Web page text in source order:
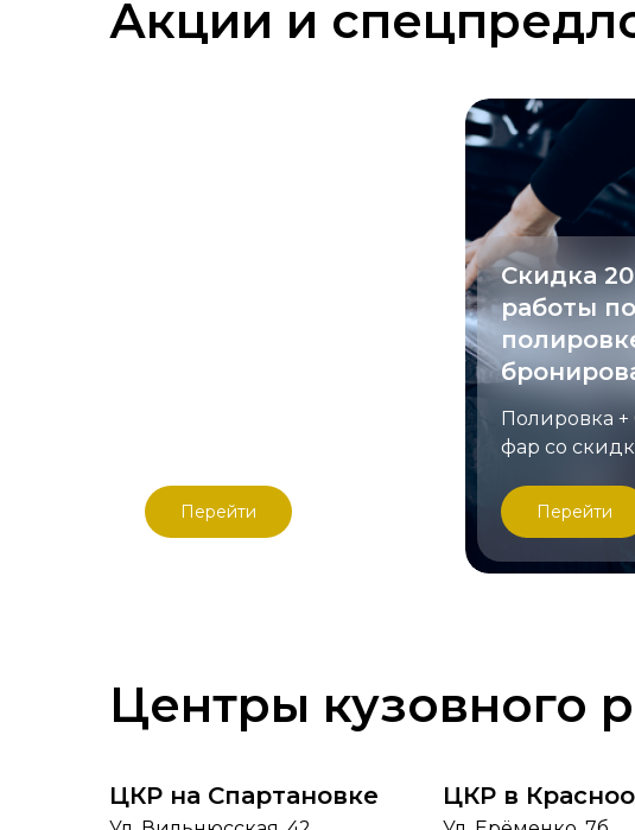
Акции и
Перейти
Скидка
работы по
Полировка
фар со
Перейти
Центры кузовного
ЦКР в
ЦКР на Спартановке